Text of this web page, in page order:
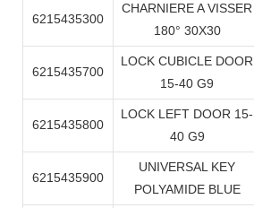
6215435300
CHARNIERE A VISSER
180° 30X30
6215435700
LOCK CUBICLE DOOR
15-40 G9
6215435800
LOCK LEFT DOOR 15-
40 G9
6215435900
UNIVERSAL KEY
POLYAMIDE BLUE